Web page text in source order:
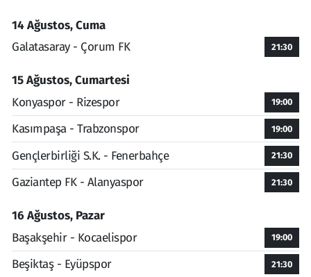
14 Ağustos, Cuma
Galatasaray - Çorum FK
21:30
15 Ağustos, Cumartesi
Konyaspor - Rizespor
19:00
Kasımpaşa - Trabzonspor 19:00
Gençlerbirliği S.K. - Fenerbahçe 21:30
Gaziantep FK - Alanyaspor 21:30
16 Ağustos, Pazar
Başakşehir - Kocaelispor
19:00
Beşiktaş - Eyüpspor 21:30